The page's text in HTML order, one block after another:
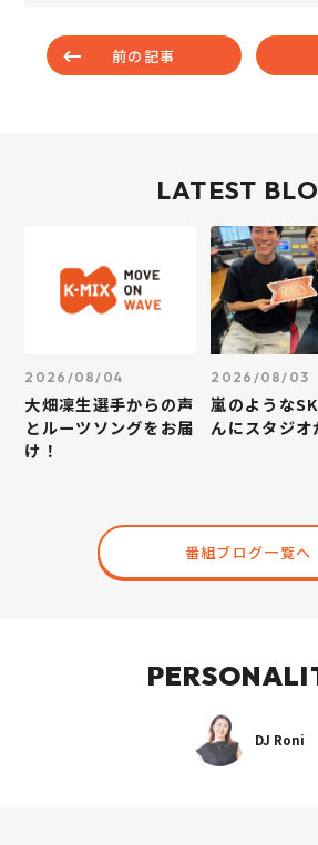
前の記事
LATEST
2026/08/04
大畑凜生選手からの声
とルーツソングをお届
け！
2026/08/03
嵐のような
んにスタジ
番組ブログ一覧へ
DJ Roni